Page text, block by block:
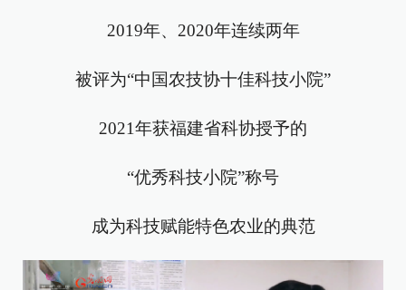
2019年、2020年连续两年
被评为“中国农技协十佳科技小院”
2021年获福建省科协授予的
“优秀科技小院”称号
成为科技赋能特色农业的典范